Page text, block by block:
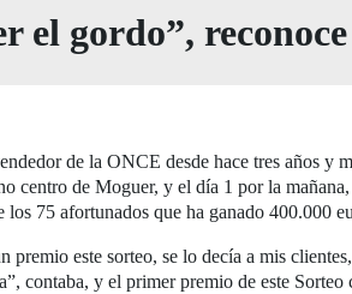
el gordo”,
de la ONCE desde hace tres años
centro de Moguer, y el día 1 por la
los 75 afortunados que ha ganado 400.000
premio este sorteo, se lo decía a mis
contaba, y el primer premio de este